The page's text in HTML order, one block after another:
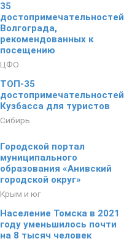
35
достопримечательностей
Волгограда,
рекомендованных к
посещению
ЦФО
ТОП-35
достопримечательностей
Кузбасса для туристов
Сибирь
Городской портал
муниципального
образования «Анивский
городской округ»
Крым и юг
Население Томска в 2021
году уменьшилось почти
на 8 тысяч человек